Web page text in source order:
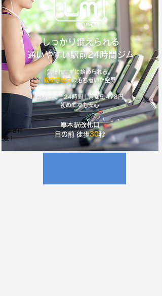
しっかり鍛えられる
​通いやすい駅前24時間ジム
厚木駅改札口
目の前 ​徒歩30秒
気後れせずに始められる。
​威圧感ゼロの落ち着いた空間
改札すぐ｜24時間｜月額5,478円
​初めてでも安心